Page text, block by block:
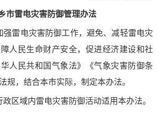
市雷电灾害防御管理办法
强雷电灾害防御工作，避免、减轻雷电灾
人民生命财产安全，促进经济建设和社
人民共和国气象法》《气象灾害防御条
规，结合本市实际，制定本办法。
政区域内雷电灾害防御活动适用本办法。